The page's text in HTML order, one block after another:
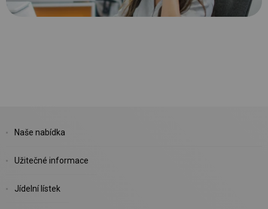
Naše nabídka
Užitečné informace
Jídelní lístek